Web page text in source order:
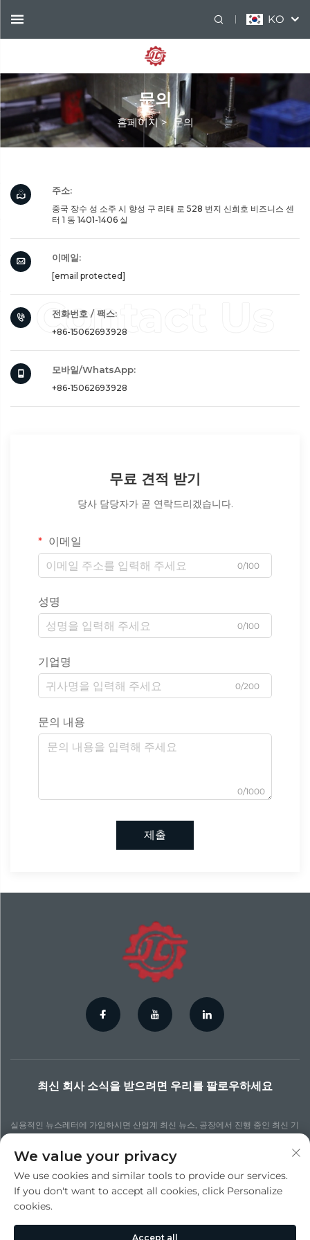
KO
문의
홈페이지> 문의
주소:
중국 장수 성 소주 시 향성 구 리태 로 528 번지 신희호 비즈니스 센
터 1 동 1401-1406 실
이메일:
[email protected]
전화번호 / 팩스:
+86-15062693928
모바일/WhatsApp:
+86-15062693928
무료 견적 받기
당사 담당자가 곧 연락드리겠습니다.
이메일
0/100
성명
0/100
기업명
0/200
문의 내용
0/1000
제출
최신 회사 소식을 받으려면 우리를 팔로우하세요
실용적인 뉴스레터에 가입하시면 산업계 최신 뉴스, 공장에서 진행 중인 최신 기
구독하기
저작권 © 수주 진청 정밀 다이 캐스팅 주식회사. 모든 권리 보유 -
We value your privacy
We use cookies and similar tools to provide our services.
If you don't want to accept all cookies, click Personalize
cookies.
Accept all